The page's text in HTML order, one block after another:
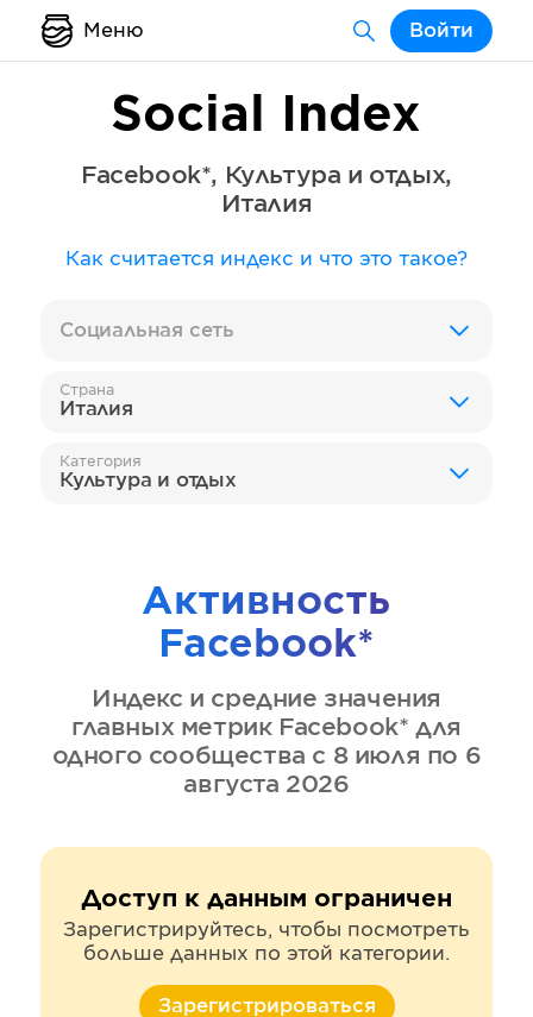
Меню Войти
Social Index
Facebook*, Культура и отдых,
Италия
Как считается индекс и что это такое?
Социальная сеть
Страна
Италия
Категория
Культура и отдых
Активность
Facebook*
Индекс и средние значения
главных метрик Facebook* для
одного сообщества с 8 июля по 6
августа 2026
Доступ к данным ограничен
Зарегистрируйтесь, чтобы посмотреть
больше данных по этой категории.
Зарегистрироваться